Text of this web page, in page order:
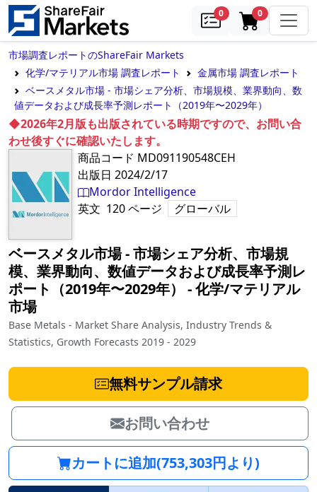
0samples0in cart
市場調査レポートのShareFair Markets
化学/マテリアル市場 調査レポート
金属市場 調査レポート
ベースメタル市場 - 市場シェア分析、市場規模、業界動向、数
値データおよび成長率予測レポート（2019年〜2029年）
◆2026年2月版も出版されている時期ですので、お問い合
わせ後すぐに確認いたします。
商品コード MD091190548CEH
出版日 2024/2/17
Mordor Intelligence
英文 120ページ グローバル
ベースメタル市場 - 市場シェア分析、市場規
模、業界動向、数値データおよび成長率予測レ
ポート（2019年〜2029年）
‐化学/マテリアル
市場
Base Metals - Market Share Analysis, Industry Trends &
Statistics, Growth Forecasts 2019 - 2029
無料サンプル請求
お問い合わせ
カートに追加(753,303円より)